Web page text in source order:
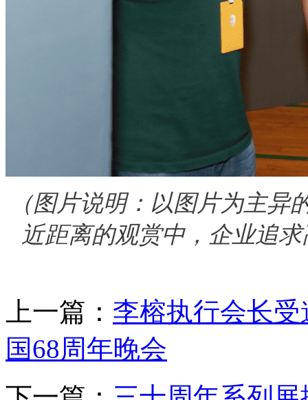
（图片说明：以图片为主
近距离的观赏中，企业追
上一篇： 李榕执行会长
国68周年晚会